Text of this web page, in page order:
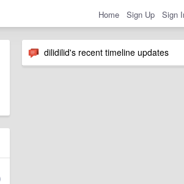
Home Sign Up Sign
dilidilid's recent timeline updates